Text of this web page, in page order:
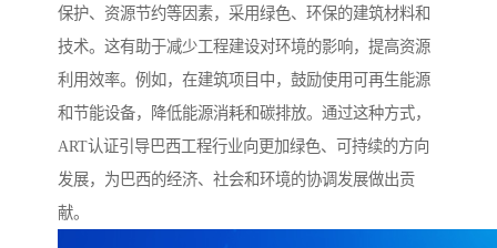
保护、资源节约等因素，采用绿色、环保的建筑材料和
技术。这有助于减少工程建设对环境的影响，提高资源
利用效率。例如，在建筑项目中，鼓励使用可再生能源
和节能设备，降低能源消耗和碳排放。通过这种方式，
ART认证引导巴西工程行业向更加绿色、可持续的方向
发展，为巴西的经济、社会和环境的协调发展做出贡
献。